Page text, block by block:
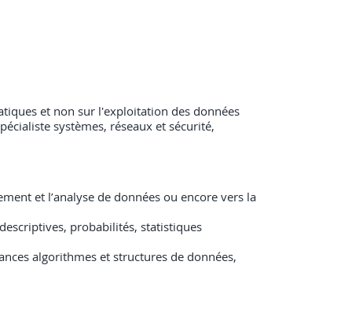
et non sur l'exploitation des données
systèmes, réseaux et sécurité,
et l’analyse de données ou encore vers la
probabilités, statistiques
algorithmes et structures de données,